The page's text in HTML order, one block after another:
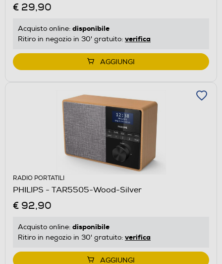
€ 29,90
Acquisto online: disponibile
Ritiro in negozio in 30' gratuito: verifica
AGGIUNGI
RADIO PORTATILI
PHILIPS - TAR5505-Wood-Silver
€ 92,90
Acquisto online: disponibile
Ritiro in negozio in 30' gratuito: verifica
AGGIUNGI